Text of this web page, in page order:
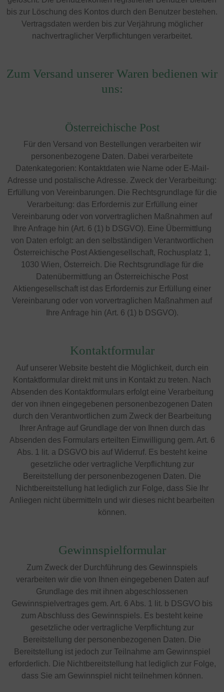
bis zur Löschung des Kontos durch den Benutzer bestehen.
Vertragsdaten werden bis zur Verjährung möglicher
nachvertraglicher Verpflichtungen verarbeitet.
Zum Versand unserer Waren bedienen wir
uns:
Österreichische Post
Für den Versand von Bestellungen verarbeiten wir
personenbezogene Daten. Dabei verarbeitete
Datenkategorien: Kontaktdaten wie Name oder E-Mail-
Adresse und postalische Adresse. Zweck der Verarbeitung:
Erfüllung von Vereinbarungen. Die Rechtsgrundlage für die
Verarbeitung: das Erfordernis zur Erfüllung einer
Vereinbarung oder von vorvertraglichen Maßnahmen auf
Ihre Anfrage hin (Art. 6 (1) b DSGVO). Eine Übermittlung
von Daten erfolgt: an den selbständigen Verantwortlichen
Österreichische Post Aktiengesellschaft, Rochusplatz 1,
1030 Wien, Österreich. Die Rechtsgrundlage für die
Datenübermittlung an Österreichische Post
Aktiengesellschaft ist das Erfordernis zur Erfüllung einer
Vereinbarung oder von vorvertraglichen Maßnahmen auf
Ihre Anfrage hin (Art. 6 (1) b DSGVO).
Kontaktformular
Auf unserer Website besteht die Möglichkeit, durch ein
Kontaktformular direkt mit uns in Kontakt zu treten. Nach
Absenden des Kontaktformulars erfolgt eine Verarbeitung
der von ihnen eingegebenen personenbezogenen Daten
durch den Verantwortlichen zum Zweck der Bearbeitung
Ihrer Anfrage auf Grundlage der von Ihnen durch das
Absenden des Formulars erteilten Einwilligung gem. Art. 6
Abs. 1 lit. a DSGVO bis auf Widerruf. Es besteht keine
gesetzliche oder vertragliche Verpflichtung zur
Bereitstellung der personenbezogenen Daten. Die
Nichtbereitstellung hat lediglich zur Folge, dass Sie Ihr
Anliegen nicht übermitteln und wir dieses nicht bearbeiten
können.
Gewinnspielformular
Zum Zweck der Durchführung des Gewinnspiels
verarbeiten wir die von Ihnen eingegebenen Daten auf
Grundlage des mit ihnen abgeschlossenen
Gewinnspielvertrages gem. Art. 6 Abs. 1 lit. b DSGVO bis
zum Abschluss des Gewinnspiels. Es besteht keine
gesetzliche oder vertragliche Verpflichtung zur
Bereitstellung der personenbezogenen Daten. Die
Bereitstellung ist jedoch zur Teilnahme am Gewinnspiel
erforderlich. Die Nichtbereitstellung hat lediglich zur Folge,
dass Sie am Gewinnspiel nicht teilnehmen können.